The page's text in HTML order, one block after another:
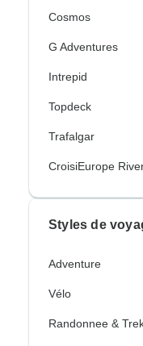
Cosmos
G Adventures
Intrepid
Topdeck
Trafalgar
CroisiEurope
Styles de
Adventure
Vélo
Randonnee &